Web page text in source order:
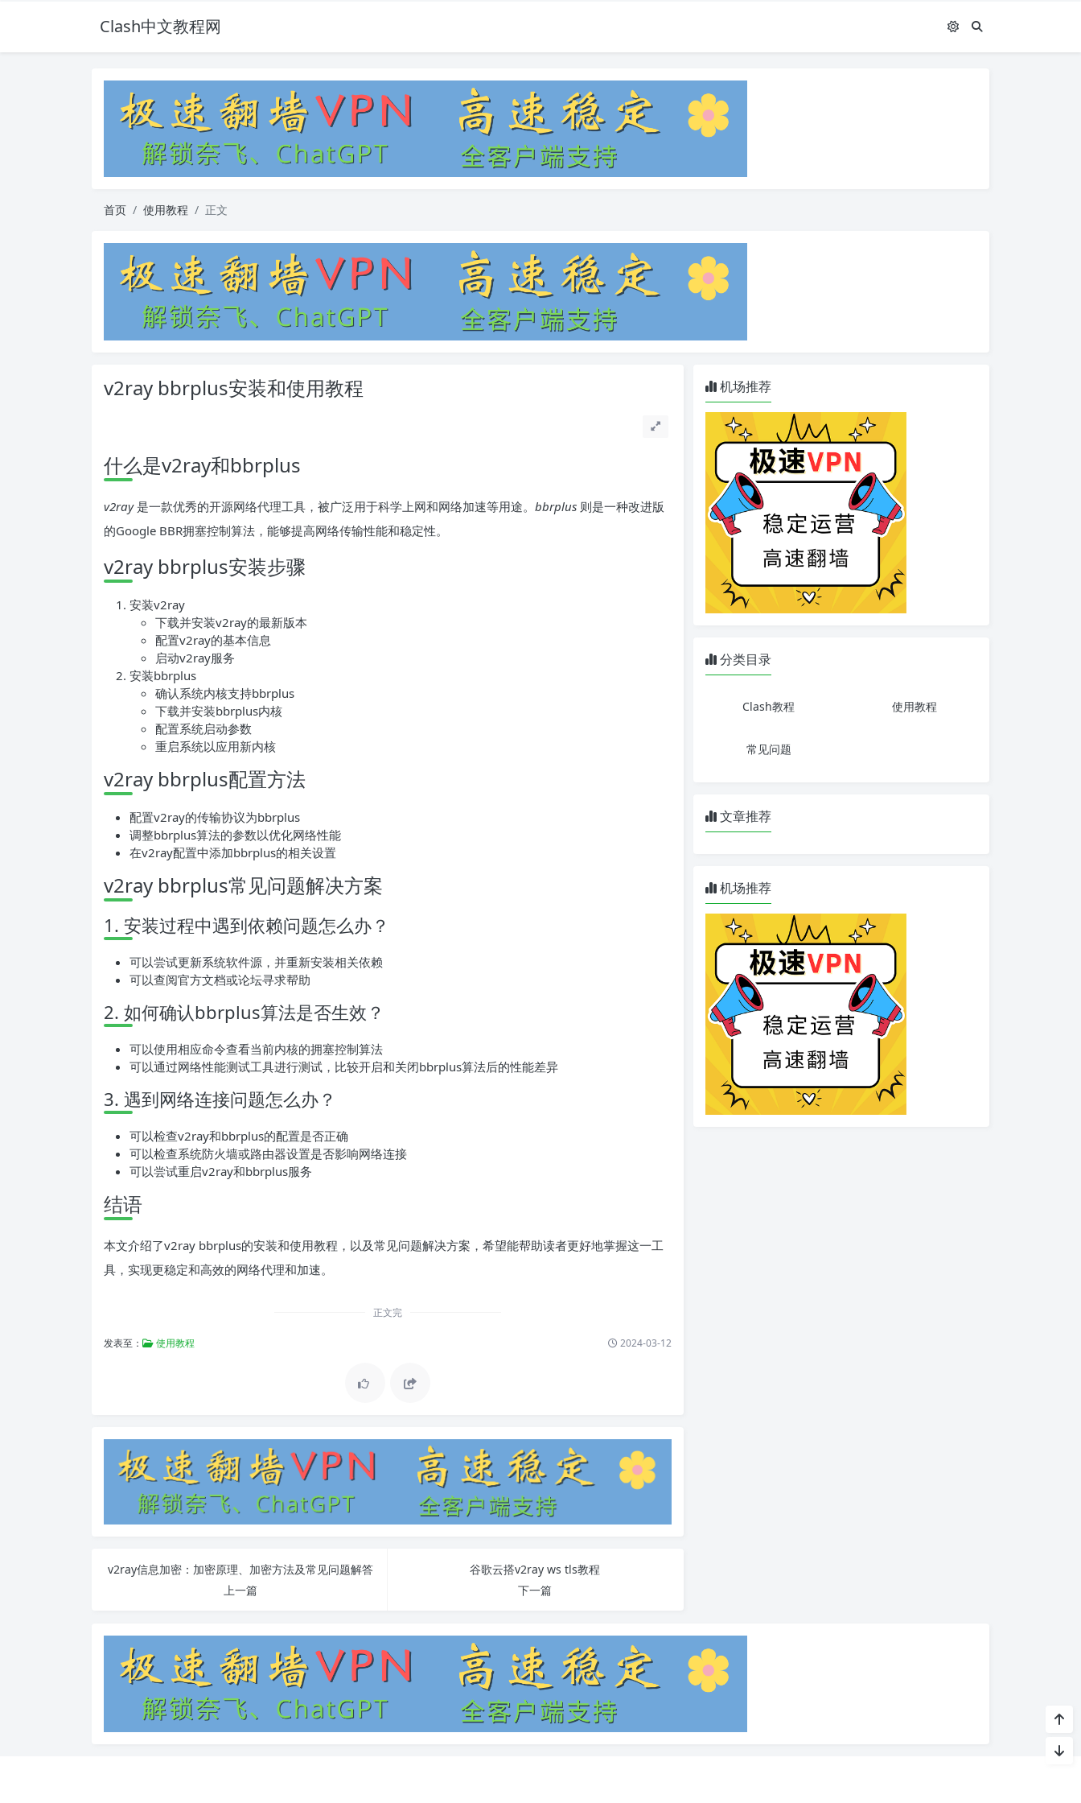
Clash中文教程网
首页 使用教程 正文
v2ray bbrplus安装和使用教程
什么是v2ray和bbrplus
v2ray是一款优秀的开源网络代理工具，被广泛用于科学上网和网络加速等用途。 bbrplus 则是一种改进版
的Google BBR拥塞控制算法，能够提高网络传输性能和稳定性。
v2ray bbrplus安装步骤
安装v2ray
下载并安装v2ray的最新版本
配置v2ray的基本信息
启动v2ray服务
安装bbrplus
确认系统内核支持bbrplus
下载并安装bbrplus内核
配置系统启动参数
重启系统以应用新内核
v2ray bbrplus配置方法
配置v2ray的传输协议为bbrplus
调整bbrplus算法的参数以优化网络性能
在v2ray配置中添加bbrplus的相关设置
v2ray bbrplus常见问题解决方案
1. 安装过程中遇到依赖问题怎么办？
可以尝试更新系统软件源，并重新安装相关依赖
可以查阅官方文档或论坛寻求帮助
2. 如何确认bbrplus算法是否生效？
可以使用相应命令查看当前内核的拥塞控制算法
可以通过网络性能测试工具进行测试，比较开启和关闭bbrplus算法后的性能差异
3. 遇到网络连接问题怎么办？
可以检查v2ray和bbrplus的配置是否正确
可以检查系统防火墙或路由器设置是否影响网络连接
可以尝试重启v2ray和bbrplus服务
结语
本文介绍了v2ray bbrplus的安装和使用教程，以及常见问题解决方案，希望能帮助读者更好地掌握这一工
具，实现更稳定和高效的网络代理和加速。
正文完
发表至： 使用教程 2024-03-12
v2ray信息加密：加密原理、加密方法及常见问题解答
上一篇
谷歌云搭v2ray ws tls教程
下一篇
机场推荐
分类目录
Clash教程 使用教程
常见问题
文章推荐
机场推荐